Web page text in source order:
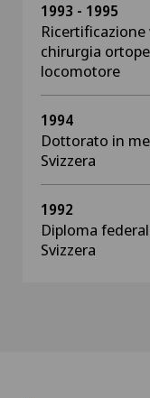
1993 - 1995
chirurgia
locomotore
1994
Dottorato in
Svizzera
1992
Diploma
Svizzera